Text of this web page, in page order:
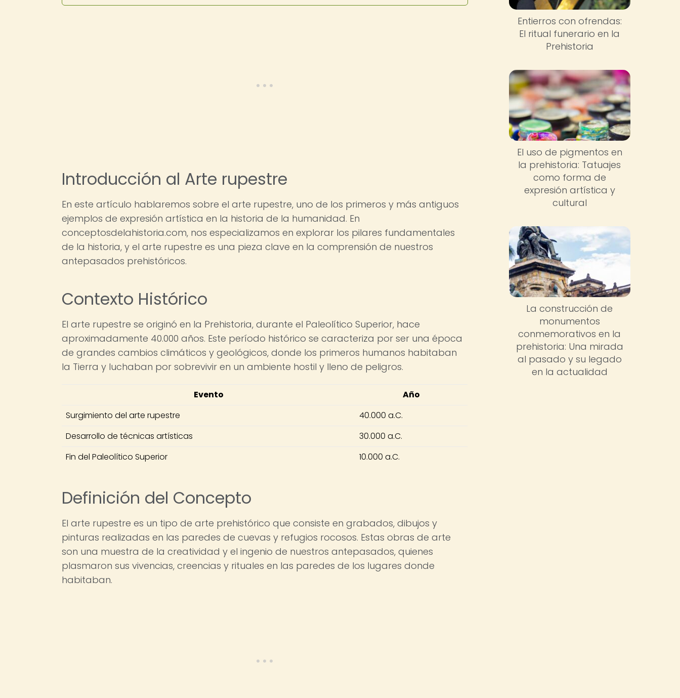
Introducción al Arte rupestre
En este artículo hablaremos sobre el arte rupestre, uno de los primeros y más antiguos
ejemplos de expresión artística en la historia de la humanidad. En
conceptosdelahistoria.com, nos especializamos en explorar los pilares fundamentales
de la historia, y el arte rupestre es una pieza clave en la comprensión de nuestros
antepasados prehistóricos.
Contexto Histórico
El arte rupestre se originó en la Prehistoria, durante el Paleolítico Superior, hace
aproximadamente 40.000 años. Este período histórico se caracteriza por ser una época
de grandes cambios climáticos y geológicos, donde los primeros humanos habitaban
la Tierra y luchaban por sobrevivir en un ambiente hostil y lleno de peligros.
Evento
Año
Surgimiento del arte rupestre
40.000 a.C.
Desarrollo de técnicas artísticas
30.000 a.C.
Fin del Paleolítico Superior
10.000 a.C.
Definición del Concepto
El arte rupestre es un tipo de arte prehistórico que consiste en grabados, dibujos y
pinturas realizadas en las paredes de cuevas y refugios rocosos. Estas obras de arte
son una muestra de la creatividad y el ingenio de nuestros antepasados, quienes
plasmaron sus vivencias, creencias y rituales en las paredes de los lugares donde
habitaban.
Entierros con ofrendas:
El ritual funerario en la
Prehistoria
El uso de pigmentos en
la prehistoria: Tatuajes
como forma de
expresión artística y
cultural
La construcción de
monumentos
conmemorativos en la
prehistoria: Una mirada
al pasado y su legado
en la actualidad